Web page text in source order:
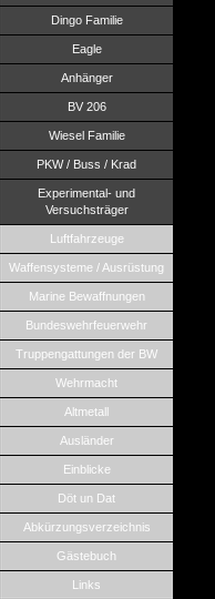
Dingo Familie
Eagle
Anhänger
BV 206
Wiesel Familie
PKW / Buss / Krad
Experimental- und
Versuchsträger
Luftfahrzeuge
Waffensysteme / Ausrüstung
Marine Bewaffnungen
Bundeswehrfeuerwehr
Truppengattungen der BW
Wehrmacht
Altmetall
Ausländer
Einblicke
Döt un Dat
Abkürzungsverzeichnis
Gästebuch
Links